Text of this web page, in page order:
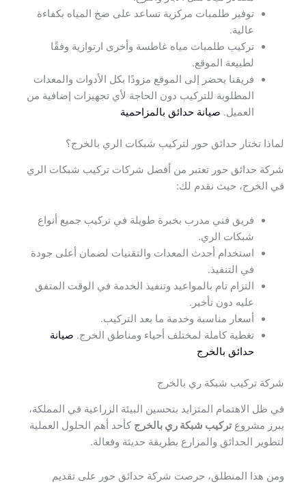
توفير طلمبات مركزية تساعد على ضخ المياه بكفاءة
عالية.
تركيب طلمبات مياه غاطسة وأخرى ارتوازية وفقًا
لطبيعة الموقع.
فريقنا يحضر إلى الموقع مزودًا بكل الأدوات والمعدات
المطلوبة للتركيب دون الحاجة لأي تجهيزات إضافية من
العميل. صيانة حدائق بالمزاحمية
لماذا تختار حدائق حور لتركيب شبكات الري بالخرج؟
شركة حدائق حور تعتبر من أفضل شركات تركيب شبكات الري
في الخرج، حيث نقدم لك:
فريق فني مدرب بخبرة طويلة في تركيب جميع أنواع
شبكات الري.
استخدام أحدث المعدات والتقنيات لضمان أعلى جودة
في التنفيذ.
التزام تام بالمواعيد وتنفيذ الخدمة في الوقت المتفق
عليه دون تأخير.
أسعار مناسبة وخدمة ما بعد التركيب.
تغطية كاملة لمختلف أحياء ومناطق الخرج. صيانة
حدائق بالخرج
شركة تركيب شبكة ري بالخرج
في ظل الاهتمام المتزايد بتحسين البيئة الزراعية في المملكة،
يبرز مشروعتركيب شبكة ري بالخرج كأحد أهم الحلول العملية
لتطوير الحدائق والمزارع بطريقة حديثة وفعالة.
ومن هذا المنطلق، حرصت شركة حدائق حور على تقديم